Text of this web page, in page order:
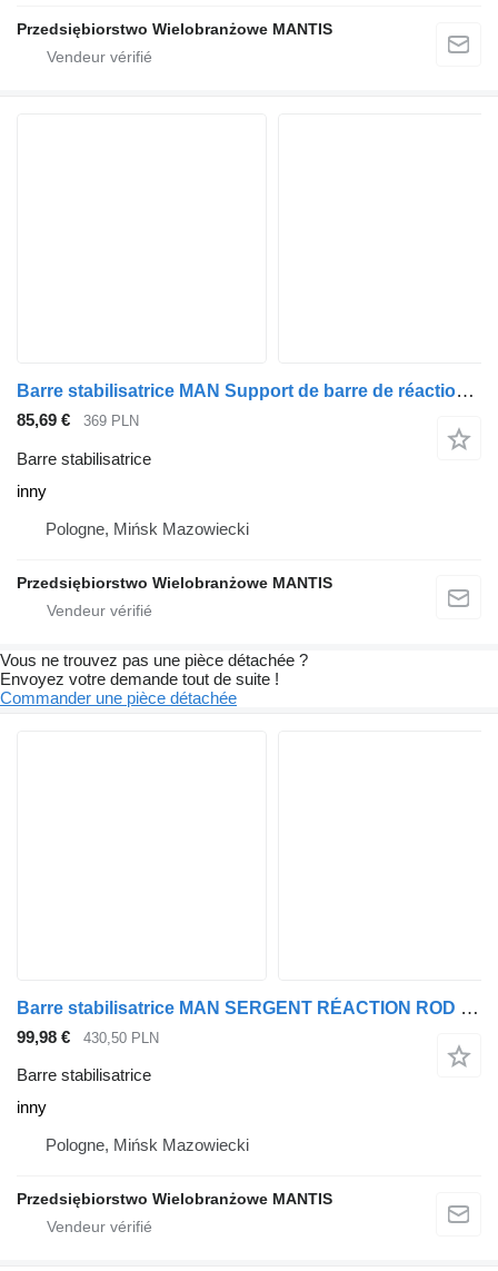
Przedsiębiorstwo Wielobranżowe MANTIS
Barre stabilisatrice MAN Support de barre de réaction MAN TGA TGX TGS inny pour tracteur routier
85,69 € 369 PLN
Barre stabilisatrice
inny
Pologne, Mińsk Mazowiecki
Przedsiębiorstwo Wielobranżowe MANTIS
Vous ne trouvez pas une pièce détachée ?
Envoyez votre demande tout de suite !
Commander une pièce détachée
Barre stabilisatrice MAN SERGENT RÉACTION ROD MAN TGA TGX TGS inny pour tracteur routier
99,98 € 430,50 PLN
Barre stabilisatrice
inny
Pologne, Mińsk Mazowiecki
Przedsiębiorstwo Wielobranżowe MANTIS